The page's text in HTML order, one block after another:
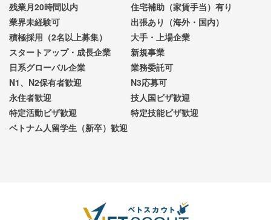
残業月20時間以内
住宅補助（家賃手当）有り
業界未経験可
出張あり（海外・国内）
積極採用（2名以上募集）
大手・上場企業
スタートアップ・成長企業
新規事業
日系グローバル企業
業務委託可
N1、N2保有者歓迎
N3応募可
永住者歓迎
技人国ビザ歓迎
特定活動ビザ歓迎
特定技能ビザ歓迎
ベトナム人留学生（新卒）歓迎